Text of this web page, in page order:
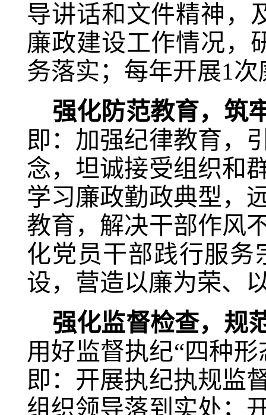
导讲话和文件精神，
廉政建设工作情况，
务落实；每年开展1
强化防范教育，筑
即：加强纪律教育，
念，坦诚接受组织和
学习廉政勤政典型，
教育，解决干部作风
化党员干部践行服
设，营造以廉为荣、
强化监督检查，规
用好监督执纪“四种
即：开展执纪执规监
组织领导落到实处；